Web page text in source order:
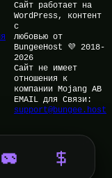
Сайт работает на
WordPress, контент
с
любовью от
BungeeHost 💜 2018-
2026
Сайт не имеет
отношения к
компании Mojang AB
EMAIL для Связи:
support@bungee.host